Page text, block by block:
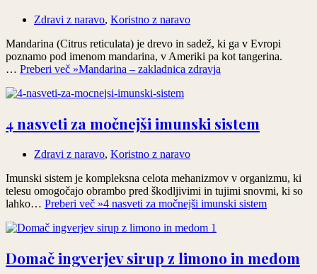
Zdravi z naravo, Koristno z naravo
Mandarina (Citrus reticulata) je drevo in sadež, ki ga v Evropi
poznamo pod imenom mandarina, v Ameriki pa kot tangerina.
… Preberi več »Mandarina – zakladnica zdravja
4 nasveti za močnejši imunski sistem
Zdravi z naravo, Koristno z naravo
Imunski sistem je kompleksna celota mehanizmov v organizmu, ki
telesu omogočajo obrambo pred škodljivimi in tujimi snovmi, ki so
lahko… Preberi več »4 nasveti za močnejši imunski sistem
Domač ingverjev sirup z limono in medom